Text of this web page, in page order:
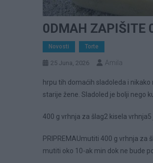
0DMAH ZAPIŠITE
Novosti Torte
25 Juna, 2026 Amila
hrpu tih domaćih sladoleda i
starije žene. Sladoled je bolji nego
400 g vrhnja za šlag2 kisela
PRIPREMAUmutiti 400 g vrhnja za
mutiti oko 10-ak min dok ne bude